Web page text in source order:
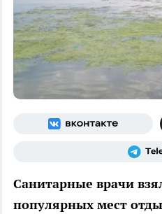
Санитарные врачи
популярных мест